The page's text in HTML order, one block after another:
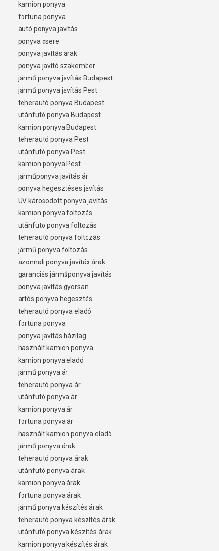
kamion ponyva
fortuna ponyva
autó ponyva javítás
ponyva csere
ponyva javítás árak
ponyva javító szakember
jármű ponyva javítás Budapest
jármű ponyva javítás Pest
teherautó ponyva Budapest
utánfutó ponyva Budapest
kamion ponyva Budapest
teherautó ponyva Pest
utánfutó ponyva Pest
kamion ponyva Pest
járműponyva javítás ár
ponyva hegesztéses javítás
UV károsodott ponyva javítás
kamion ponyva foltozás
utánfutó ponyva foltozás
teherautó ponyva foltozás
jármű ponyva foltozás
azonnali ponyva javítás árak
garanciás járműponyva javítás
ponyva javítás gyorsan
artós ponyva hegesztés
teherautó ponyva eladó
fortuna ponyva
ponyva javítás házilag
használt kamion ponyva
kamion ponyva eladó
jármű ponyva ár
teherautó ponyva ár
utánfutó ponyva ár
kamion ponyva ár
fortuna ponyva ár
használt kamion ponyva eladó
jármű ponyva árak
teherautó ponyva árak
utánfutó ponyva árak
kamion ponyva árak
fortuna ponyva árak
jármű ponyva készítés árak
teherautó ponyva készítés árak
utánfutó ponyva készítés árak
kamion ponyva készítés árak